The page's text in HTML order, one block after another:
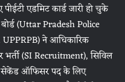
एडमिट कार्ड जारी हो चुके
बोर्ड (Uttar Pradesh Police
ने आधिकारिक
(SI Recruitment), सिविल
सेकेंड ऑफिसर पद के लिए